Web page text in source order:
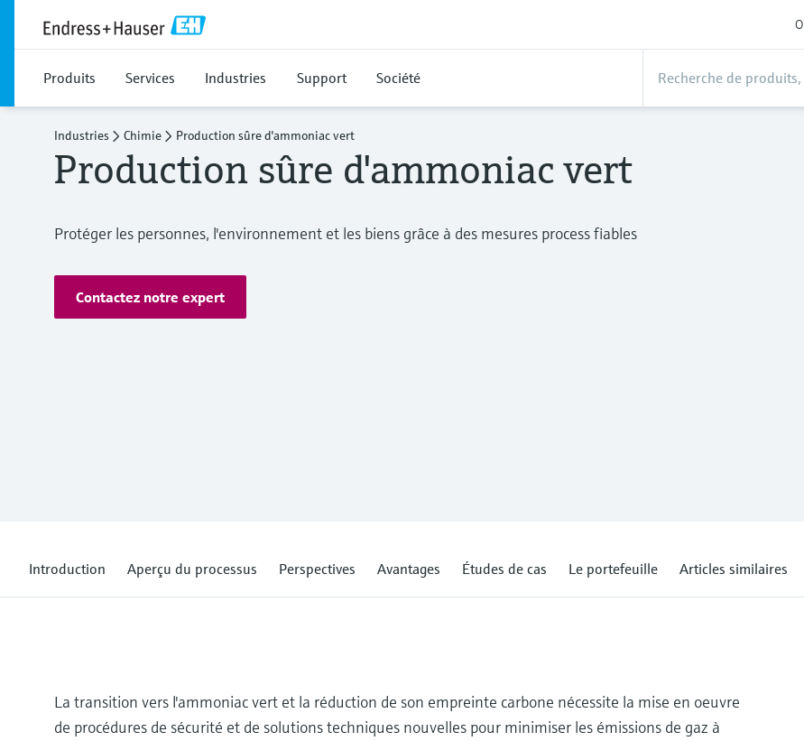
Produits Services Industries Support Société
Industries Chimie Production sûre d'ammoniac vert
Production sûre d'ammoniac vert
Protéger les personnes, l'environnement et les biens grâce à des mesures process fiables
Contactez notre expert
Introduction Aperçu du processus Perspectives Avantages Études de cas Le portefeuille Articles similaires
La transition vers l'ammoniac vert et la réduction de son empreinte carbone nécessite la mise en oeuvre
de procédures de sécurité et de solutions techniques nouvelles pour minimiser les émissions de gaz à